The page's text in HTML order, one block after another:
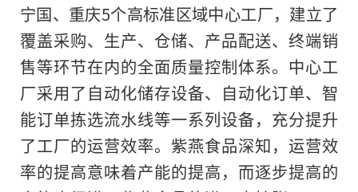
宁国、重庆5个高标准区域中心工厂，建立了
覆盖采购、生产、仓储、产品配送、终端销
售等环节在内的全面质量控制体系。中心工
厂采用了自动化储存设备、自动化订单、智
能订单拣选流水线等一系列设备，充分提升
了工厂的运营效率。紫燕食品深知，运营效
率的提高意味着产能的提高，而逐步提高的